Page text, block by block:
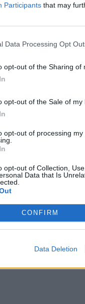
Participants that may
Data Processing Opt
opt-out of the Sharing of
opt-out of the Sale of my
opt-out of processing
opt-out of Collection,
Data that Is
CONFIRM
Data Deletion
που αναζητούν
Νίκαια και η
συνδέσεις
στους
εμβληματικούς
παρουσία στην
και προς την
συνολικά.
μοναδικά
με
κράτηση για τις
el ή